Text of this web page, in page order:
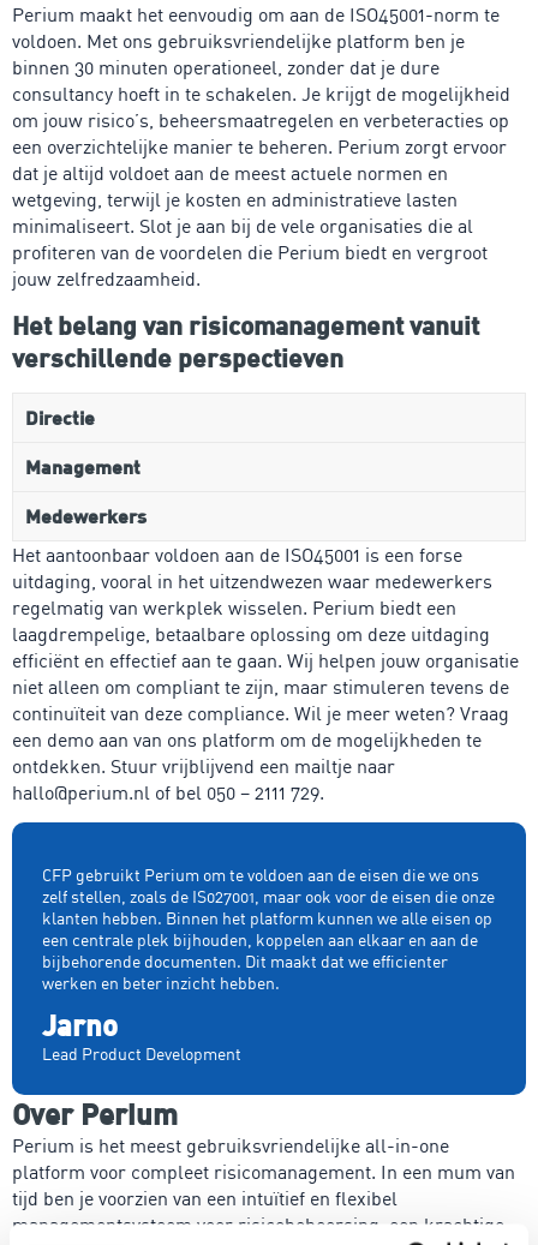
Perium maakt het eenvoudig om aan de ISO45001-norm te
voldoen. Met ons gebruiksvriendelijke platform ben je
binnen 30 minuten operationeel, zonder dat je dure
consultancy hoeft in te schakelen. Je krijgt de mogelijkheid
om jouw risico’s, beheersmaatregelen en verbeteracties op
een overzichtelijke manier te beheren. Perium zorgt ervoor
dat je altijd voldoet aan de meest actuele normen en
wetgeving, terwijl je kosten en administratieve lasten
minimaliseert. Slot je aan bij de vele organisaties die al
profiteren van de voordelen die Perium biedt en vergroot
jouw zelfredzaamheid.
Het belang van risicomanagement vanuit
verschillende perspectieven
Directie
Management
Medewerkers
Het aantoonbaar voldoen aan de ISO45001 is een forse
uitdaging, vooral in het uitzendwezen waar medewerkers
regelmatig van werkplek wisselen. Perium biedt een
laagdrempelige, betaalbare oplossing om deze uitdaging
efficiënt en effectief aan te gaan. Wij helpen jouw organisatie
niet alleen om compliant te zijn, maar stimuleren tevens de
continuïteit van deze compliance. Wil je meer weten? Vraag
een demo aan van ons platform om de mogelijkheden te
ontdekken. Stuur vrijblijvend een mailtje naar
hallo@perium.nl of bel 050 – 2111 729.
CFP gebruikt Perium om te voldoen aan de eisen die we ons
zelf stellen, zoals de IS027001, maar ook voor de eisen die onze
klanten hebben. Binnen het platform kunnen we alle eisen op
een centrale plek bijhouden, koppelen aan elkaar en aan de
bijbehorende documenten. Dit maakt dat we efficienter
werken en beter inzicht hebben.
Jarno
Lead Product Development
Over Perium
Perium is het meest gebruiksvriendelijke all-in-one
platform voor compleet risicomanagement. In een mum van
tijd ben je voorzien van een intuïtief en flexibel
managementsysteem voor risicobeheersing, een krachtige